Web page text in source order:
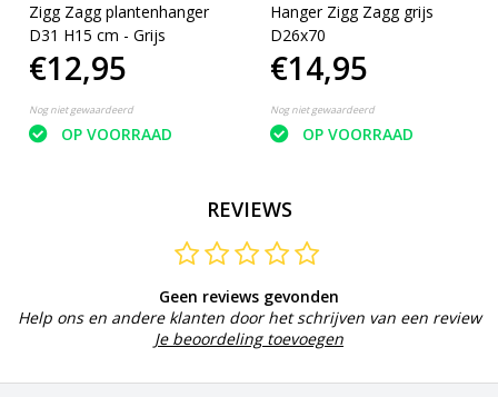
Zigg Zagg plantenhanger
D31 H15 cm - Grijs
€12,95
Nog niet gewaardeerd
OP VOORRAAD
Hanger Zigg Zagg grijs
D26x70
€14,95
Nog niet gewaardeerd
OP VOORRAAD
REVIEWS
Geen reviews gevonden
Help ons en andere klanten door het schrijven van een review
Je beoordeling toevoegen